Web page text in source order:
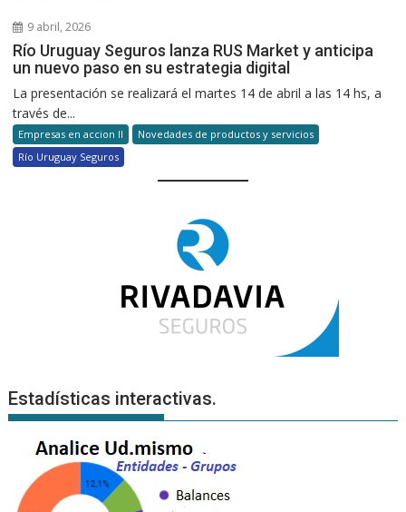
9 abril, 2026
Río Uruguay Seguros lanza RUS Market y anticipa
un nuevo paso en su estrategia digital
La presentación se realizará el martes 14 de abril a las 14 hs, a
través de...
Empresas en accion II
Novedades de productos y servicios
Río Uruguay Seguros
Estadísticas interactivas.